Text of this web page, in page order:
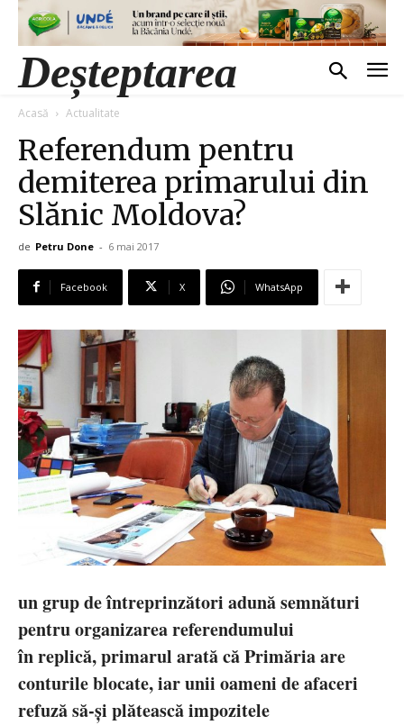
Deșteptarea
Acasă Actualitate
Referendum pentru
demiterea primarului din
Slănic Moldova?
de Petru Done - 6 mai 2017
Facebook X WhatsApp
un grup de întreprinzători adună semnături
pentru organizarea referendumului
în replică, primarul arată că Primăria are
conturile blocate, iar unii oameni de afaceri
refuză să-şi plătească impozitele